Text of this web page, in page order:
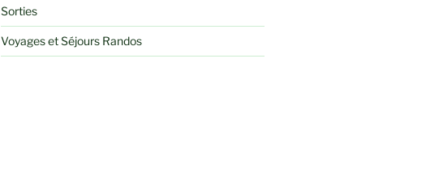
Sorties
Voyages et Séjours Randos